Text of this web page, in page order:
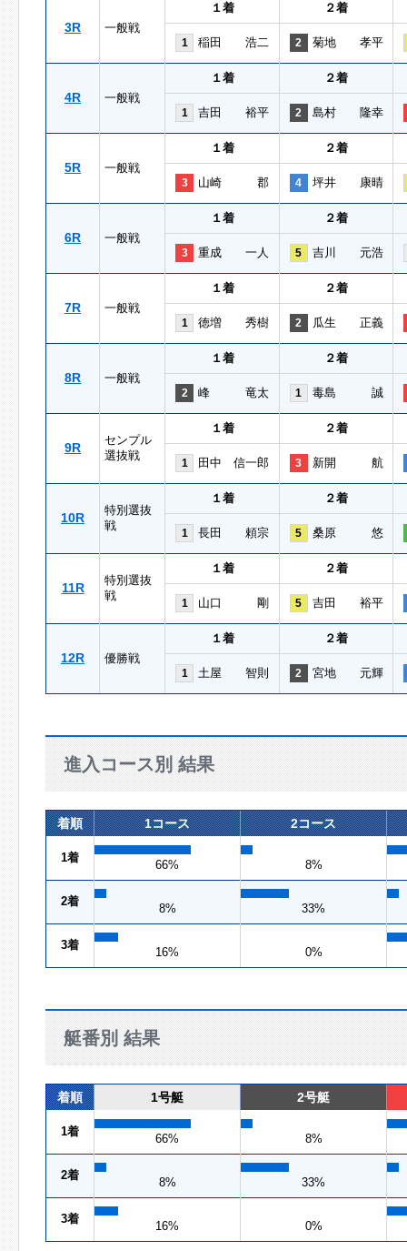
3R 一般戦
１着 ２着
1 稲田 浩二 2 菊地 孝平
4R 一般戦
１着 ２着
1 吉田 裕平 2 島村 隆幸
5R 一般戦
１着 ２着
3 山崎 郡 4 坪井 康晴
6R 一般戦
１着 ２着
3 重成 一人 5 吉川 元浩
7R 一般戦
１着 ２着
1 徳増 秀樹 2 瓜生 正義
8R 一般戦
１着 ２着
2 峰 竜太 1 毒島 誠
9R
センプル
選抜戦
１着 ２着
1 田中 信一郎 3 新開 航
10R
特別選抜
戦
１着 ２着
1 長田 頼宗 5 桑原 悠
11R
特別選抜
戦
１着 ２着
1 山口 剛 5 吉田 裕平
12R 優勝戦
１着 ２着
1 土屋 智則 2 宮地 元輝
進入コース別 結果
着順 1コース 2コース
1着
66% 8%
2着
8% 33%
3着
16% 0%
艇番別 結果
着順 1号艇 2号艇
1着
66% 8%
2着
8% 33%
3着
16% 0%